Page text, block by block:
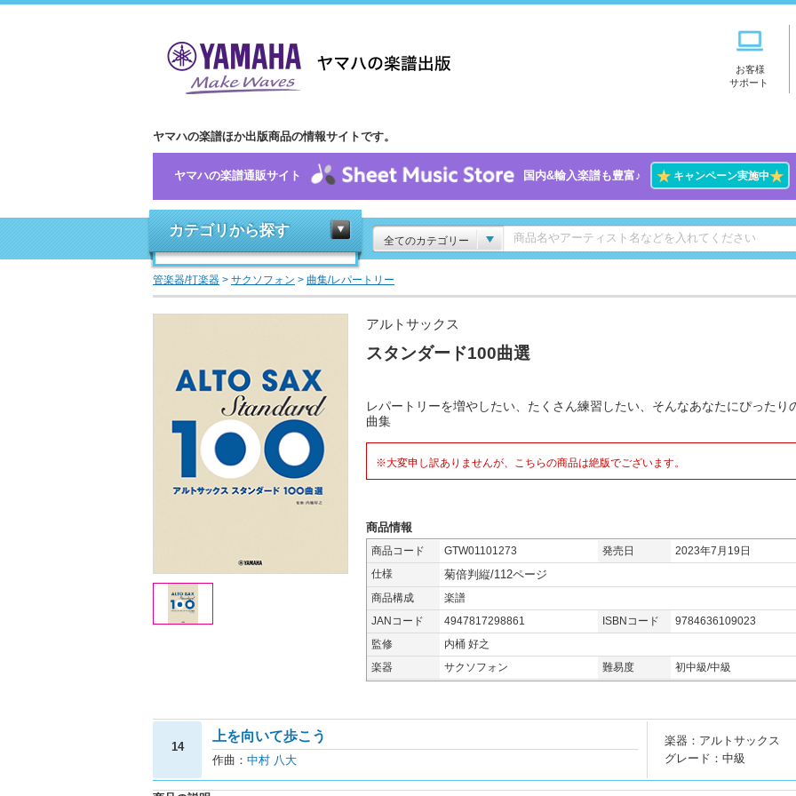
お客様
サポート
ヤマハの楽譜ほか出版商品の情報サイトです。
ヤマハの楽譜通販サイト 国内&輸入楽譜も豊富♪ ★キャンペーン実施中★
カテゴリから探す
全てのカテゴリー
管楽器/打楽器 > サクソフォン > 曲集/レパートリー
アルトサックス
スタンダード100曲選
レパートリーを増やしたい、たくさん練習したい、そんなあなたにぴったり
曲集
※大変申し訳ありませんが、こちらの商品は絶版でございます。
商品情報
商品コード GTW01101273 発売日
2023年7月19日
仕様
菊倍判縦/112ページ
商品構成
楽譜
JANコード
4947817298861 ISBNコード
9784636109023
監修
内桶 好之
楽器
サクソフォン 難易度 初中級/中級
14
上を向いて歩こう
作曲： 中村 八大
楽器：アルトサックス
グレード：中級